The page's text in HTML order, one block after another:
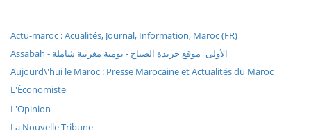
Actu-maroc : Acualités, Journal, Information, Maroc (FR)
Assabah - الأولى|موقع جريدة الصباح - يومية مغربية شاملة
Aujourd\'hui le Maroc : Presse Marocaine et Actualités du Maroc
L'Économiste
L'Opinion
La Nouvelle Tribune